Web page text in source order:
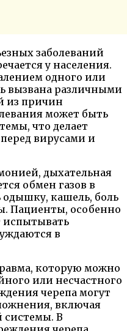
заболеваний
у населения.
одного или
вызвана различными
из причин
может быть
что делает
вирусами и
дыхательная
обмен газов в
одышку, кашель, боль
Пациенты, особенно
испытывать
в
которую можно
или несчастного
черепа могут
включая
системы. В